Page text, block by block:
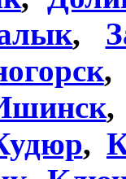
,
,